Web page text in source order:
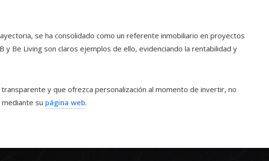
se ha consolidado como un referente inmobiliario en proyectos
y Be Living son claros ejemplos de ello, evidenciando la rentabilidad y
y que ofrezca personalización al momento de invertir, no
su página web.